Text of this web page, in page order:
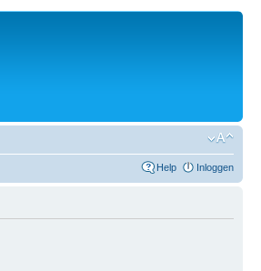
Help Inloggen